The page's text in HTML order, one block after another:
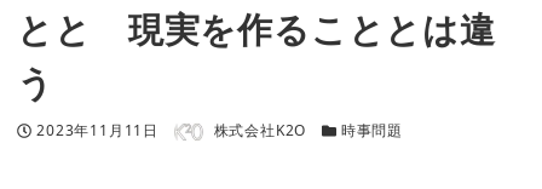
とと 現実を作ることとは違
う
投稿日
2023年11月11日 著者 株式会社K2O カテゴリー
時事問題